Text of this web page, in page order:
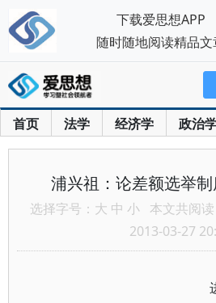
首页 法学 经济学 政治
浦兴祖：论差额选举
选择字号： 大 中 小 本文共阅读
2013-03-27
下载爱思想APP
随时随地阅读精品文